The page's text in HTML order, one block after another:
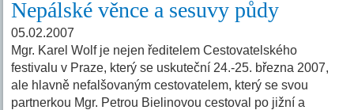
Nepálské věnce a sesuvy půdy
05.02.2007
Mgr. Karel Wolf je nejen ředitelem Cestovatelského
festivalu v Praze, který se uskuteční 24.-25. března 2007,
ale hlavně nefalšovaným cestovatelem, který se svou
partnerkou Mgr. Petrou Bielinovou cestoval po jižní a